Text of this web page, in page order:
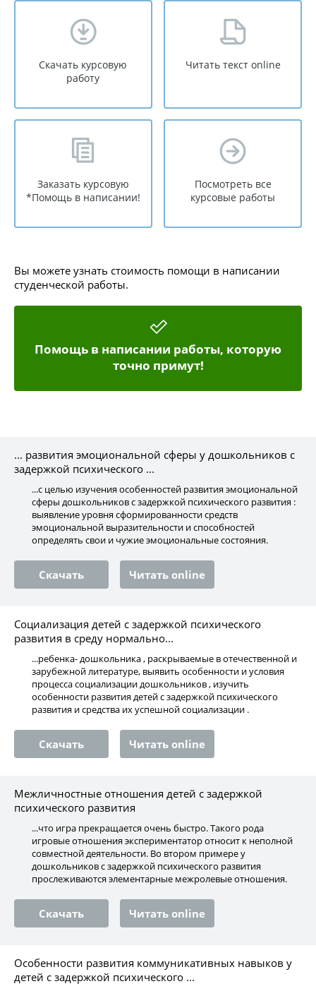
Скачать курсовую
работу
Читать текст online
Заказать курсовую
*Помощь в написании!
Посмотреть все
курсовые работы
Вы можете узнать стоимость помощи в написании
студенческой работы.
Помощь в написании работы, которую
точно примут!
... развития эмоциональной сферы у дошкольников с
задержкой психического ...
...с целью изучения особенностей развития эмоциональной
сферы дошкольников с задержкой психического развития :
выявление уровня сформированности средств
эмоциональной выразительности и способностей
определять свои и чужие эмоциональные состояния.
Скачать Читать online
Социализация детей с задержкой психического
развития в среду нормально...
...ребенка- дошкольника , раскрываемые в отечественной и
зарубежной литературе, выявить особенности и условия
процесса социализации дошкольников , изучить
особенности развития детей с задержкой психического
развития и средства их успешной социализации .
Скачать Читать online
Межличностные отношения детей с задержкой
психического развития
...что игра прекращается очень быстро. Такого рода
игровые отношения экспериментатор относит к неполной
совместной деятельности. Во втором примере у
дошкольников с задержкой психического развития
прослеживаются элементарные межролевые отношения.
Скачать Читать online
Особенности развития коммуникативных навыков у
детей с задержкой психического ...